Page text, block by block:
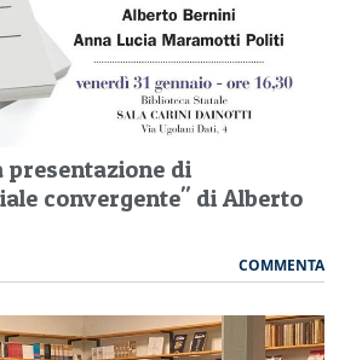
presentazione di
convergente" di Alberto
COMMENTA